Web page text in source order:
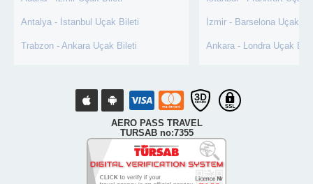
Antalya - İstanbul Uçak Bileti
Trabzon - Ankara Uçak Bileti
İzmir - Barselona Uçak
Ankara - Londra Uçak
AERO PASS TRAVEL
TURSAB no:7355